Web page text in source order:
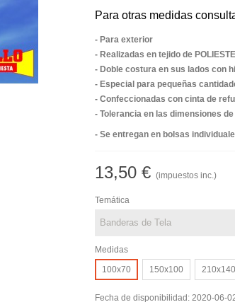
Para otras medidas
- Para exterior
- Realizadas en tejido de
- Doble costura en sus lados con
- Especial para pequeñas
- Confeccionadas con cinta de
- Tolerancia en las dimensiones de
- Se entregan en bolsas
13,50 € (impuestos inc.)
Temática
Medidas
100x70
150x100 210x140
Fecha de disponibilidad: 2020-06-